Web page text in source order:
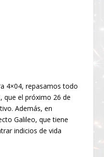
4×04, repasamos todo
que el próximo 26 de
Además, en
Galileo, que tiene
indicios de vida